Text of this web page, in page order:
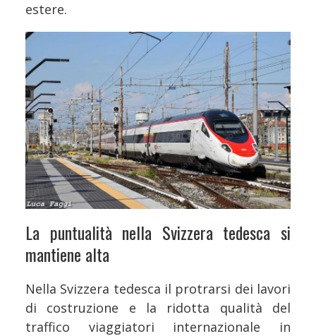
estere.
La puntualità nella Svizzera tedesca si
mantiene alta
Nella Svizzera tedesca il protrarsi dei lavori
di costruzione e la ridotta qualità del
traffico viaggiatori internazionale in